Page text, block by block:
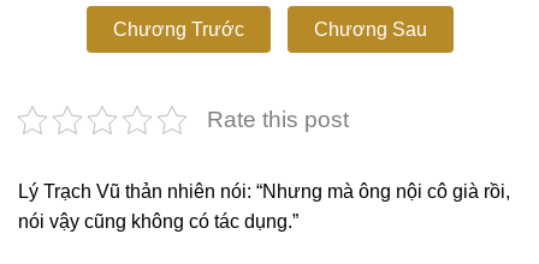
Chương Trước Chương Sau
Rate this post
Lý Trạch Vũ thản nhiên nói: “Nhưng mà ông nội cô già rồi,
nói vậy cũng không có tác dụng.”